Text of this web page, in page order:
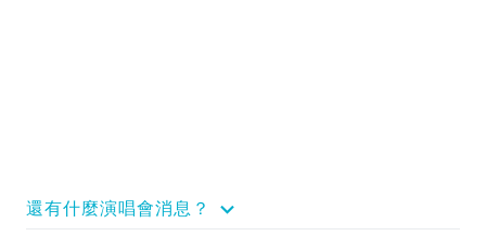
還有什麼演唱會消息？